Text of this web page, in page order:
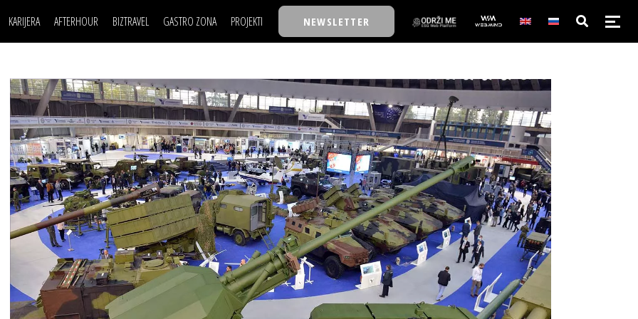
KARIJERA
LJUDI (HR)
MOJ UGAO
USAVRŠAVANJE
KNOW-HOW
AFTERHOUR
KNJIGE
AUTO SVET
STIL
WELLBEING
BIZTRAVEL GASTRO ZONA PROJEKTI
TASTY TALKS
30 ISPOD 30
BACK TO OFFICE/SCHOOL
BIZBENDOVI
BIZKOLEGIJUM
BMW BIZNIS LIGA
BIZLIFE WEEK
IZJAVA GODINE
NEWSLETTER
POSAO
MOJ UGAO
USAVRŠAVANJE
KNOW-HOW
FILM I SCENA
AUTO SVET
STIL
WELLBEING
NAJKOLEGA
30 ISPOD 30
BACK TO OFFICE/SCHOOL
BIZBENDOVI
BIZKOLEGIJUM
BMW BIZNIS LIGA
BIZLIFE WEEK
IZJAVA GODINE